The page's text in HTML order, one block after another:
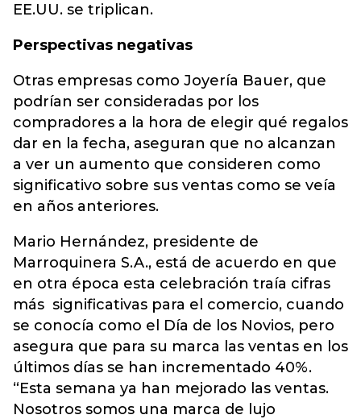
EE.UU. se triplican.
Perspectivas negativas
Otras empresas como Joyería Bauer, que
podrían ser consideradas por los
compradores a la hora de elegir qué regalos
dar en la fecha, aseguran que no alcanzan
a ver un aumento que consideren como
significativo sobre sus ventas como se veía
en años anteriores.
Mario Hernández, presidente de
Marroquinera S.A., está de acuerdo en que
en otra época esta celebración traía cifras
más significativas para el comercio, cuando
se conocía como el Día de los Novios, pero
asegura que para su marca las ventas en los
últimos días se han incrementado 40%.
“Esta semana ya han mejorado las ventas.
Nosotros somos una marca de lujo